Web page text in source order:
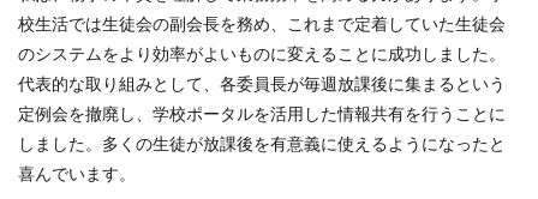
校生活では生徒会の副会長を務め、これまで定着していた生徒会
のシステムをより効率がよいものに変えることに成功しました。
代表的な取り組みとして、各委員長が毎週放課後に集まるという
定例会を撤廃し、学校ポータルを活用した情報共有を行うことに
しました。多くの生徒が放課後を有意義に使えるようになったと
喜んでいます。